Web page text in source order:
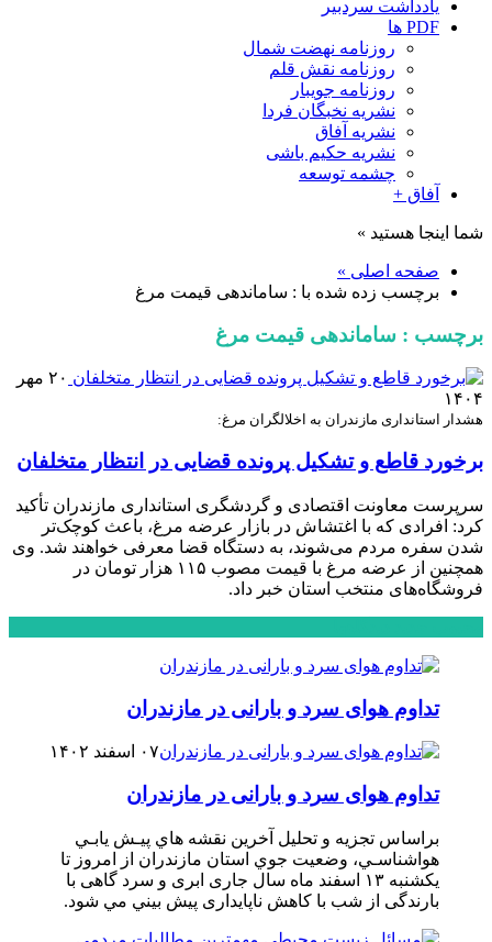
یادداشت سردبیر
PDF ها
روزنامه نهضت شمال
روزنامه نقش قلم
روزنامه جویبار
نشریه نخبگان فردا
نشریه آفاق
نشریه حکیم باشی
چشمه توسعه
آفاق +
شما اینجا هستید »
صفحه اصلی »
برچسب زده شده با : ساماندهی قیمت مرغ
برچسب : ساماندهی قیمت مرغ
۲۰ مهر
۱۴۰۴
هشدار استانداری مازندران به اخلالگران مرغ:
برخورد قاطع و تشکیل پرونده قضایی در انتظار متخلفان
سرپرست معاونت اقتصادی و گردشگری استانداری مازندران تأکید
کرد: افرادی که با اغتشاش در بازار عرضه مرغ، باعث کوچک‌تر
شدن سفره مردم می‌شوند، به دستگاه قضا معرفی خواهند شد. وی
همچنین از عرضه مرغ با قیمت مصوب ۱۱۵ هزار تومان در
فروشگاه‌های منتخب استان خبر داد.
تداوم هوای سرد و بارانی در مازندران
۰۷ اسفند ۱۴۰۲
تداوم هوای سرد و بارانی در مازندران
براساس تجزیه و تحلیل آخرین نقشه هاي پيـش يابـي
هواشناسـي، وضعيت جوي استان مازندران از امروز تا
یکشنبه ۱۳ اسفند ماه سال جاری ابری و سرد گاهی با
بارندگی از شب با کاهش ناپایداری پيش ‏بيني مي‏ شود.